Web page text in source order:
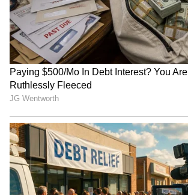
• ಬ್ಲಾಕ್ ಕಾಫಿಯನ್ನು ನೀವು ಮಲಗುವ 6
ಸೇವನೆ ಮಾಡಬೇಕು. ಇದ್ರ ನಂತ್ರ ನೀವು
ನಿದ್ರೆ ಸಮಸ್ಯೆ ನಿಮ್ಮನ್ನು ಕಾಡುತ್ತದೆ.
• ಪ್ರತಿ ದಿನ ಕಾಫಿಯನ್ನು ನೀವು ಸೇವನೆ
ತೂಕದಲ್ಲಿ ಇಳಿಕೆ ಕಾಣಬಹುದು.